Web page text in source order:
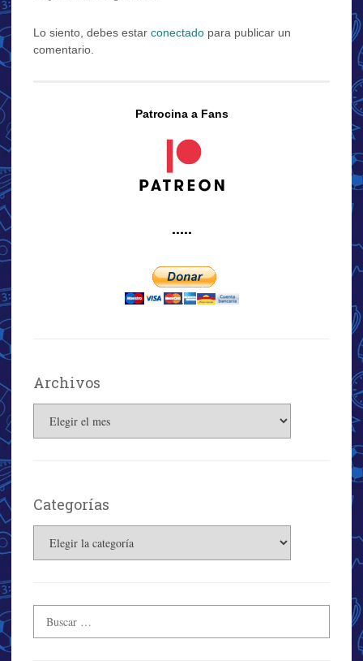
Lo siento, debes estar conectado para publicar un
comentario.
Patrocina a Fans
·····
Archivos
Categorías